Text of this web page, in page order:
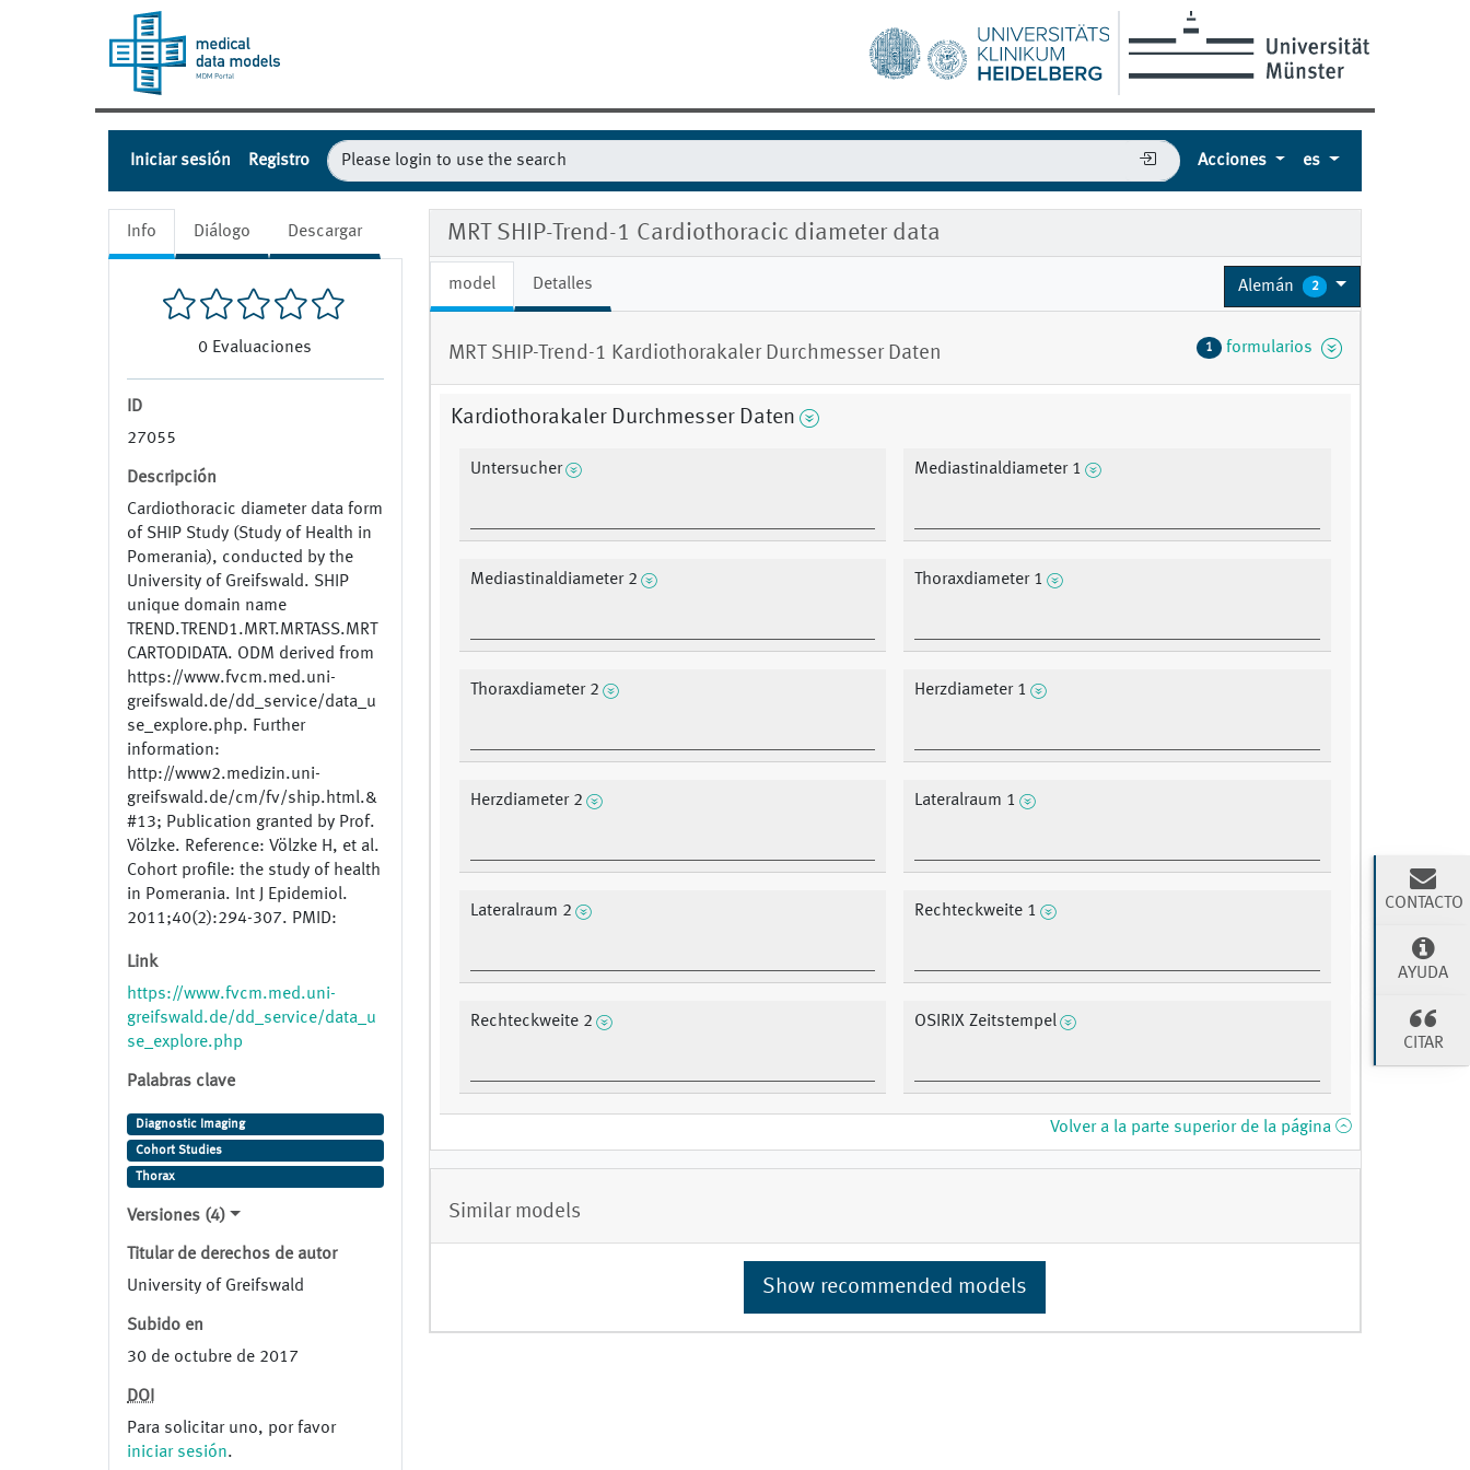
Iniciar sesión Registro Acciones es
Info Diálogo Descargar
0 Evaluaciones
ID
27055
Descripción
Cardiothoracic diameter data form
of SHIP Study (Study of Health in
Pomerania), conducted by the
University of Greifswald. SHIP
unique domain name
TREND.TREND1.MRT.MRTASS.MRT
CARTODIDATA. ODM derived from
https://www.fvcm.med.uni-
greifswald.de/dd_service/data_u
se_explore.php. Further
information:
http://www2.medizin.uni-
greifswald.de/cm/fv/ship.html.&
#13; Publication granted by Prof.
Völzke. Reference: Völzke H, et al.
Cohort profile: the study of health
in Pomerania. Int J Epidemiol.
2011;40(2):294-307. PMID:
Link
https://www.fvcm.med.uni-
greifswald.de/dd_service/data_u
se_explore.php
Palabras clave
Diagnostic Imaging
Cohort Studies
Thorax
Versiones (4)
Titular de derechos de autor
University of Greifswald
Subido en
30 de octubre de 2017
DOI
Para solicitar uno, por favor
iniciar sesión.
MRT SHIP-Trend-1 Cardiothoracic diameter data
model Detalles Alemán 2
MRT SHIP-Trend-1 Kardiothorakaler Durchmesser Daten 1 formularios
Kardiothorakaler Durchmesser Daten
Untersucher Mediastinaldiameter 1
Mediastinaldiameter 2 Thoraxdiameter 1
Thoraxdiameter 2 Herzdiameter 1
Herzdiameter 2 Lateralraum 1
Lateralraum 2 Rechteckweite 1
Rechteckweite 2 OSIRIX Zeitstempel
Volver a la parte superior de la página
Similar models
Show recommended models
CONTACTO
AYUDA
CITAR